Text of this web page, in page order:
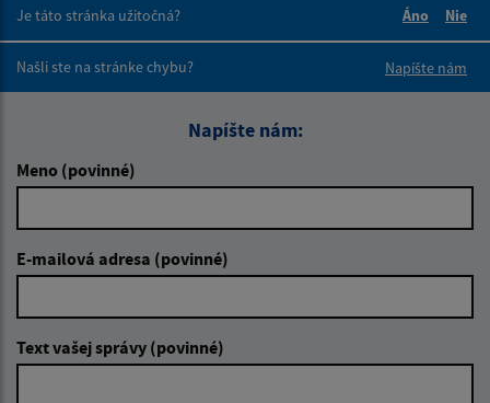
Je táto stránka užitočná?
Áno
Nie
Našli ste na stránke chybu?
Napíšte nám
Napíšte nám:
Meno (povinné)
E-mailová adresa (povinné)
Text vašej správy (povinné)